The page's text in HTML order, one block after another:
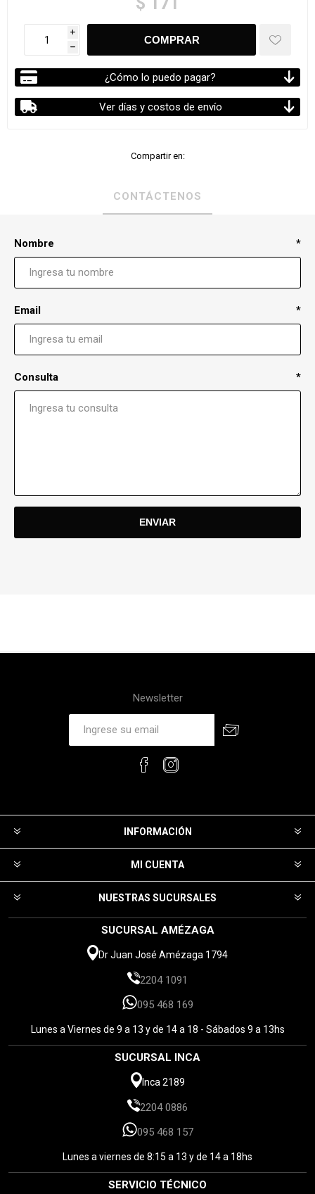
i
h
¿Cómo lo puedo pagar?
Ver días y costos de envío
Compartir en:
CONTÁCTENOS
Nombre *
Email *
Consulta *
Newsletter
INFORMACIÓN
MI CUENTA
NUESTRAS SUCURSALES
SUCURSAL AMÉZAGA
Dr Juan José Amézaga 1794
2204 1091
095 468 169
Lunes a Viernes de 9 a 13 y de 14 a 18 - Sábados 9 a 13hs
SUCURSAL INCA
Inca 2189
2204 0886
095 468 157
Lunes a viernes de 8:15 a 13 y de 14 a 18hs
SERVICIO TÉCNICO